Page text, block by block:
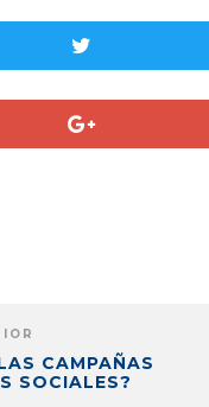
CAMPAÑAS
SOCIALES?